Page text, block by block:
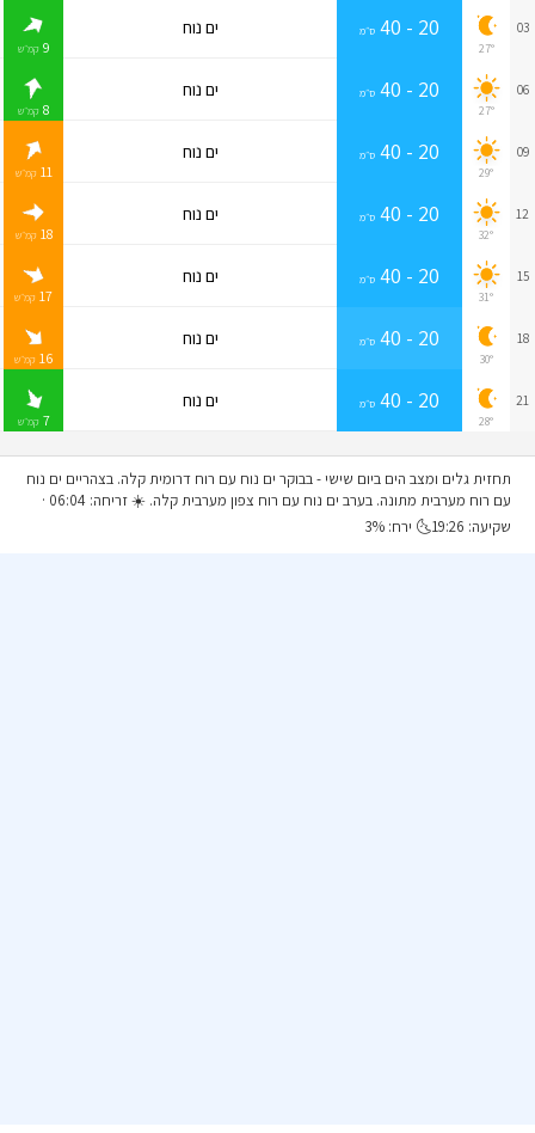
03
27°
20 - 40 ס״מ ים נוח
9 קמ״ש
06
27°
20 - 40 ס״מ ים נוח
8 קמ״ש
09
29°
20 - 40 ס״מ ים נוח
11 קמ״ש
12
32°
20 - 40 ס״מ ים נוח
18 קמ״ש
15
31°
20 - 40 ס״מ ים נוח
17 קמ״ש
18
30°
20 - 40 ס״מ ים נוח
16 קמ״ש
21
28°
20 - 40 ס״מ ים נוח
7 קמ״ש
תחזית גלים ומצב הים ביום שישי- בבוקר ים נוח עם רוח דרומית קלה. בצהריים ים נוח
עם רוח מערבית מתונה. בערב ים נוח עם רוח צפון מערבית קלה. ☀️ זריחה: 06:04 ·
שקיעה: 19:26🌜 ירח: 3%